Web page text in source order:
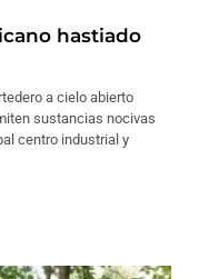
hastiado
a cielo abierto
sustancias nocivas
centro industrial y